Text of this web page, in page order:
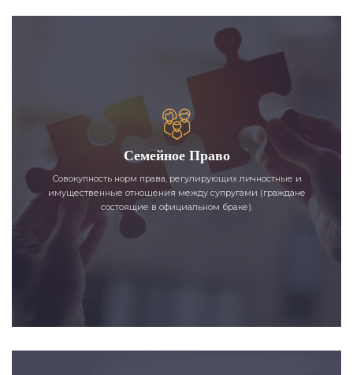
Семейное Право
Совокупность норм права, регулирующих личностные и
имущественные отношения между супругами (граждане
состоящие в официальном браке).